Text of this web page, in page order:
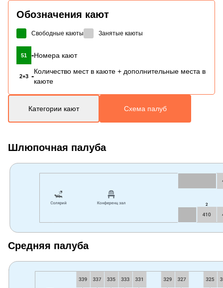
Обозначения кают
Свободные каюты Занятые каюты
51 -Номера кают
2+3 -
Количество мест в каюте + дополнительные места в
каюте
Категории кают Схема палуб
Шлюпочная палуба
Средняя палуба